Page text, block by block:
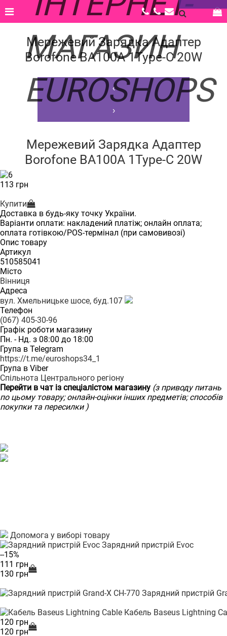
Головна | Каталог | Аксесуари |
Зарядки та кабелі |
Мережевий Зарядка Адаптер Borofone BA100A 1Type-C 20W
Мережевий Зарядка Адаптер
Borofone BA100A 1Type-C 20W
‹
›
Мережевий Зарядка Адаптер
Borofone BA100A 1Type-C 20W
113 грн
Купити
Доставка в будь-яку точку України.
Варіанти оплати: накладений платіж; онлайн оплата;
оплата готівкою/POS-термінал (при самовивозі)
Опис товару
Артикул
510585041
Місто
Вінниця
Адреса
вул. Хмельницьке шосе, буд.107
Телефон
(067) 405-30-96
Графік роботи магазину
Пн. - Нд. з 08:00 до 18:00
Група в Telegram
https://t.me/euroshops34_1
Група в Viber
Спільнота Центрального регіону
Перейти в чат із спеціалістом магазину (з приводу питань
по цьому товару; онлайн-оцінки інших предметів; способів
покупки та пересилки )
Допомога у виборі товару
Зарядний пристрій Evoc
--15%
111 грн
130 грн
Зарядний пристрій
Кабель Baseus Lightning
120 грн
120 грн